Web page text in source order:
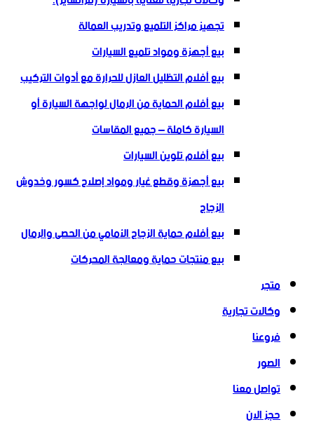
تجهيز مراكز التلميع وتدريب العمالة
بيع أجهزة ومواد تلميع السيارات
بيع أفلام التظليل العازل للحرارة مع أدوات التركيب
بيع أفلام الحماية من الرمال لواجهة السيارة أو
السيارة كاملة – جميع المقاسات
بيع أفلام تلوين السيارات
بيع أجهزة وقطع غيار ومواد إصلاح كسور وخدوش
الزجاج
بيع أفلام حماية الزجاج الأمامي من الحصى والرمال
بيع منتجات حماية ومعالجة المحركات
متجر
وكالات تجارية
فروعنا
الصور
تواصل معنا
حجز الان